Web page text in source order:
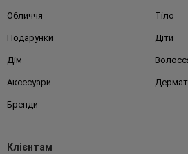
Обличчя Тіло
Подарунки Діти
Дім
Аксесуари
Бренди
Клієнтам